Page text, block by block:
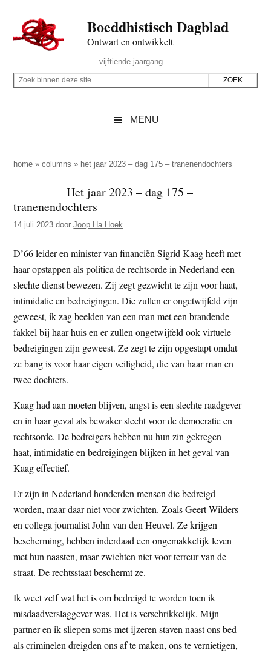
naar
de
inhoud
secondary
naar
de
sidebar
naar
de
Boeddhistisch Dagblad
Ontwart en ontwikkelt
Rechts
vijftiende jaargang
Z
p
e
z
e
s
i
t
e
Z
i
e
n
e
z
e
s
i
t
e
MENU
home »columns » het jaar 2023 – dag 175 – tranenendochters
Het jaar 2023 – dag 175 –
tranenendochters
14 juli 2023 doorJoop Ha Hoek
D’66 leider en minister van financiën Sigrid Kaag heeft met
haar opstappen als politica de rechtsorde in Nederland een
slechte dienst bewezen. Zij zegt gezwicht te zijn voor haat,
intimidatie en bedreigingen. Die zullen er ongetwijfeld zijn
geweest, ik zag beelden van een man met een brandende
fakkel bij haar huis en er zullen ongetwijfeld ook virtuele
bedreigingen zijn geweest. Ze zegt te zijn opgestapt omdat
ze bang is voor haar eigen veiligheid, die van haar man en
twee dochters.
Kaag had aan moeten blijven, angst is een slechte raadgever
en in haar geval als bewaker slecht voor de democratie en
rechtsorde. De bedreigers hebben nu hun zin gekregen –
haat, intimidatie en bedreigingen blijken in het geval van
Kaag effectief.
Er zijn in Nederland honderden mensen die bedreigd
worden, maar daar niet voor zwichten. Zoals Geert Wilders
en collega journalist John van den Heuvel. Ze krijgen
bescherming, hebben inderdaad een ongemakkelijk leven
met hun naasten, maar zwichten niet voor terreur van de
straat. De rechtsstaat beschermt ze.
Ik weet zelf wat het is om bedreigd te worden toen ik
misdaadverslaggever was. Het is verschrikkelijk. Mijn
partner en ik sliepen soms met ijzeren staven naast ons bed
als criminelen dreigden ons af te maken, ons te vernietigen,